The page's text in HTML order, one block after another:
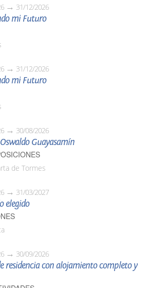
31/12/2026
mi Futuro
31/12/2026
mi Futuro
30/08/2026
Guayasamín
de Tormes
31/03/2027
elegido
30/09/2026
residencia con alojamiento completo y